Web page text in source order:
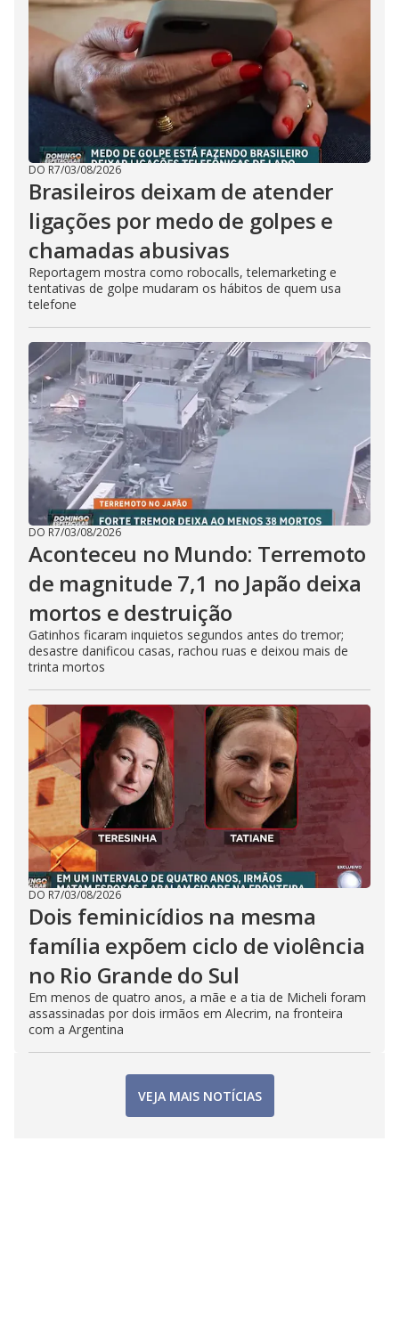
DO R7/03/08/2026
Brasileiros deixam de atender
ligações por medo de golpes e
chamadas abusivas
Reportagem mostra como robocalls, telemarketing e
tentativas de golpe mudaram os hábitos de quem usa
telefone
DO R7/03/08/2026
Aconteceu no Mundo: Terremoto
de magnitude 7,1 no Japão deixa
mortos e destruição
Gatinhos ficaram inquietos segundos antes do tremor;
desastre danificou casas, rachou ruas e deixou mais de
trinta mortos
DO R7/03/08/2026
Dois feminicídios na mesma
família expõem ciclo de violência
no Rio Grande do Sul
Em menos de quatro anos, a mãe e a tia de Micheli foram
assassinadas por dois irmãos em Alecrim, na fronteira
com a Argentina
VEJA MAIS NOTÍCIAS